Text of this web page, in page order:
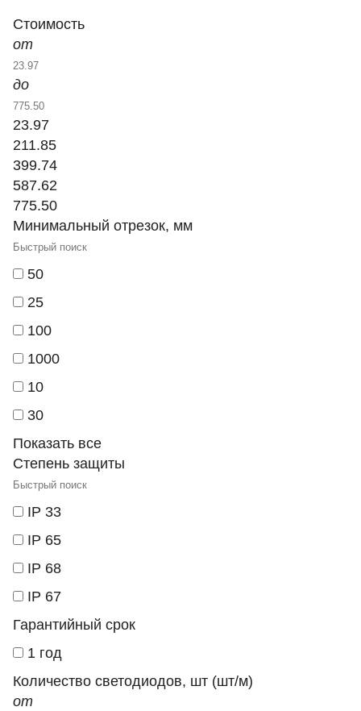
Стоимость
от
до
23.97
211.85
399.74
587.62
775.50
Минимальный отрезок, мм
50
25
100
1000
10
30
Показать все
Степень защиты
IP 33
IP 65
IP 68
IP 67
Гарантийный срок
1 год
Количество светодиодов, шт (шт/м)
от